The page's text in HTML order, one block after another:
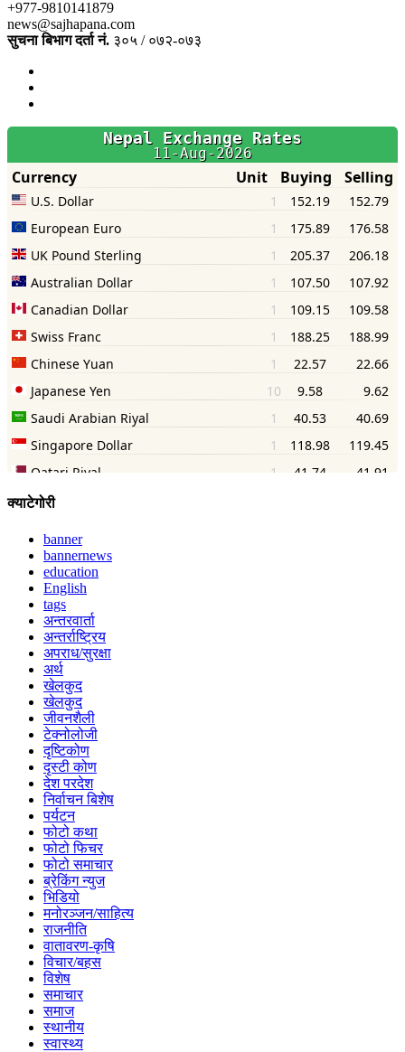
+977-9810141879
news@sajhapana.com
सुचना बिभाग दर्ता नं. ३०५ / ०७२-०७३
क्याटेगोरी
banner
bannernews
education
English
tags
अन्तरवार्ता
अन्तर्राष्ट्रिय
अपराध/सुरक्षा
अर्थ
खेलकुद
खेलकुद
जीवनशैली
टेक्नोलोजी
दृष्टिकोण
दृस्टी कोण
देश परदेश
निर्वाचन बिशेष
पर्यटन
फोटो कथा
फोटो फिचर
फोटो समाचार
ब्रेकिंग न्युज
भिडियो
मनोरञ्जन/साहित्य
राजनीति
वातावरण-कृषि
विचार/बहस
विशेष
समाचार
समाज
स्थानीय
स्वास्थ्य